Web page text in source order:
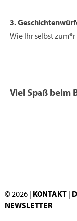
3.
Wie Ihr selbst
Viel Spaß beim
© 2026 | KONTAKT |
NEWSLETTER